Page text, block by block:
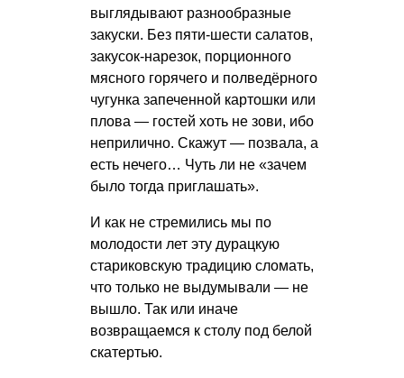
выглядывают разнообразные
закуски. Без пяти-шести салатов,
закусок-нарезок, порционного
мясного горячего и полведёрного
чугунка запеченной картошки или
плова — гостей хоть не зови, ибо
неприлично. Скажут — позвала, а
есть нечего… Чуть ли не «зачем
было тогда приглашать».
И как не стремились мы по
молодости лет эту дурацкую
стариковскую традицию сломать,
что только не выдумывали — не
вышло. Так или иначе
возвращаемся к столу под белой
скатертью.